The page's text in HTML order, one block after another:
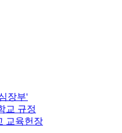
장부'
교 규정
교육헌장